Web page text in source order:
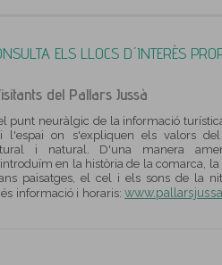
ELS LLOCS D´INTERÈS
del Pallars Jussà
punt neuràlgic de la informació
i l'espai on s'expliquen els valors
i natural. D'una manera
en la història de la comarca, la
paisatges, el cel i els sons de la
informació i horaris: